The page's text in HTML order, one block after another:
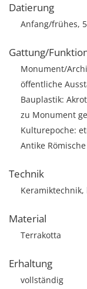
Datierung
Anfang/frühes,
Gattung/
Monument/
öffentliche
Bauplastik:
zu Monument
Kulturepoche:
Antike
Technik
Material
Terrakotta
Erhaltung
vollständig